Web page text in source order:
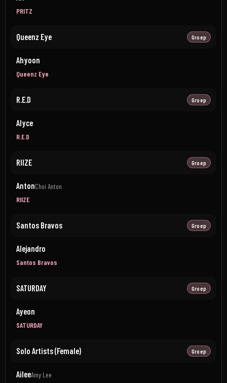
PRITZ
Queenz Eye Groep
Ahyoon
Queenz Eye
R.E.D Groep
Alyce
R.E.D
RIIZE Groep
AntonChoi Anton
RIIZE
Santos Bravos Groep
Alejandro
Santos Bravos
SATURDAY Groep
Ayeon
SATURDAY
Solo Artists (Female) Groep
AileeAmy Lee